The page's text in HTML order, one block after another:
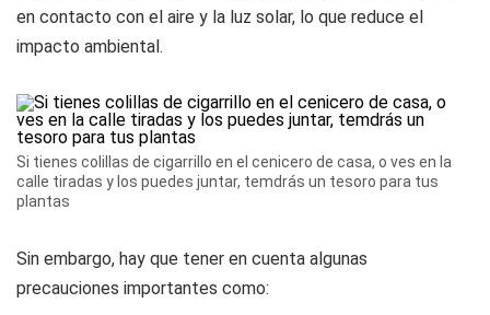
en contacto con el aire y la luz solar, lo que reduce el
impacto ambiental.
Si tienes colillas de cigarrillo en el cenicero de casa, o ves en la
calle tiradas y los puedes juntar, temdrás un tesoro para tus
plantas
Sin embargo, hay que tener en cuenta algunas
precauciones importantes como: